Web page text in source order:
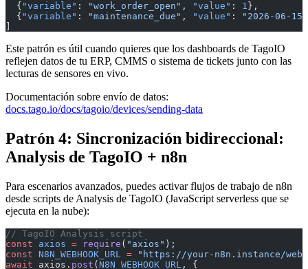
  {
"variable" : "work_order_open" , "value" : 1 },
  {
"variable" : "maintenance_due" , "value" :
"2026-06-15"
Este patrón es útil cuando quieres que los dashboards de TagoIO
reflejen datos de tu ERP, CMMS o sistema de tickets junto con las
lecturas de sensores en vivo.
Documentación sobre envío de datos:
docs.tago.io/docs/tagoio/devices/sending-data
Patrón 4: Sincronización bidireccional:
Analysis de TagoIO + n8n
Para escenarios avanzados, puedes activar flujos de trabajo de n8n
desde scripts de Analysis de TagoIO (JavaScript serverless que se
ejecuta en la nube):
// TagoIO Analysis script
const axios = require ( "axios" );
const N8N_WEBHOOK_URL = "https://your-n8n.instance/
await axios. post ( N8N_WEBHOOK_URL , {